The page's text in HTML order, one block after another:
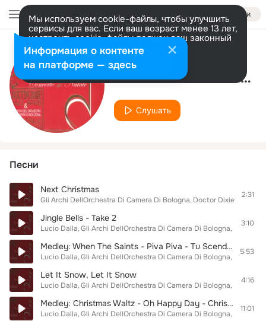
Войти
Мы используем cookie-файлы, чтобы улучшить
сервисы для вас. Если ваш возраст менее 13 лет,
настроить cookie-файлы должен ваш законный
представитель. Больше информации
Разрешить все Настроить
Исполнитель
Gli Archi DellOrchestra Di Camera Di Bologna
Слушать
Песни
Next Christmas
Gli Archi DellOrchestra Di Camera Di Bologna Doctor Dixie Jazz
2:31
Jingle Bells - Take 2
Lucio Dalla Gli Archi DellOrchestra Di Camera Di Bologna Doctor
3:10
Medley: When The Saints - Piva Piva - Tu Scendi Dalle Stelle - Auld Lang Syne - Candlelight
Lucio Dalla Gli Archi DellOrchestra Di Camera Di Bologna Doctor
5:53
Let It Snow, Let It Snow
Lucio Dalla Gli Archi DellOrchestra Di Camera Di Bologna Doctor
4:16
Medley: Christmas Waltz - Oh Happy Day - Christmas Blues
Lucio Dalla Gli Archi DellOrchestra Di Camera Di Bologna Doctor
11:01
Информация о контенте
на платформе — здесь